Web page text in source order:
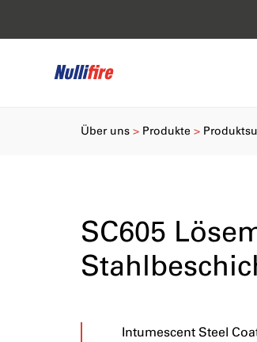
SC605
Intumescent Steel
Über uns Produkte